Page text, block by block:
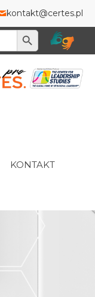
kontakt@certes.pl
KONTAKT